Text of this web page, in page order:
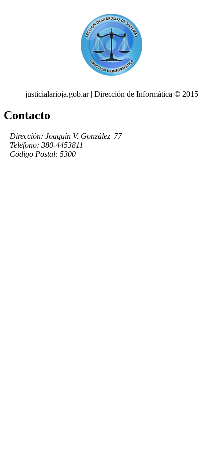
justicialarioja.gob.ar | Dirección de Informática © 2015
Contacto
Dirección: Joaquín V. González, 77
Teléfono: 380-4453811
Código Postal: 5300